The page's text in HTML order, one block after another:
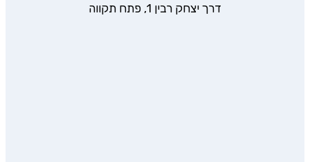
דרך יצחק רבין 1, פתח תקווה